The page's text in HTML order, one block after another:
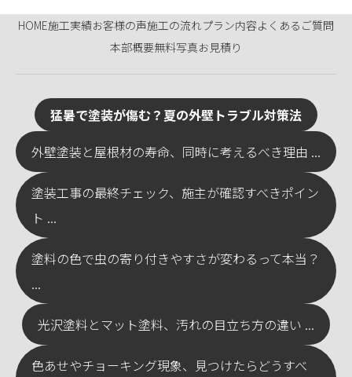
HOME施工実績お客様の声施工の流れプラン内容よくあるご質問
本部概要無料写真お見積り
猛暑で塗装が傷む？夏の外壁トラブル対策法
外壁塗装と屋根材の寿命、同時に考えるべき理由 ...
塗装工事の最終チェック、施主が確認すべきポイン
ト ...
塗料の色で虫の寄り付きやすさが変わるって本当？
...
光沢塗料とマット塗料、汚れの目立ち方の違い ...
色あせやチョーキング現象、見つけたらどうすべ